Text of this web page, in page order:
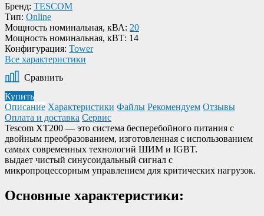
Бренд: TESCOM
Тип: Online
Мощность номинальная, кВА: 20
Мощность номинальная, кВТ: 14
Конфигурация: Tower
Все характеристики
Сравнить
Купить
Описание Характеристики Файлы Рекомендуем Отзывы
Оплата и доставка Сервис
Tescom XT200 — это система бесперебойного питания с
двойным преобразованием, изготовленная с использованием
самых современных технологий ШИМ и IGBT.
выдает чистый синусоидальный сигнал с
микропроцессорным управлением для критических нагрузок.
Основные характеристики: